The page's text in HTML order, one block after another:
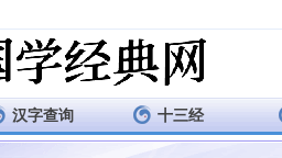
汉字查询 十三经